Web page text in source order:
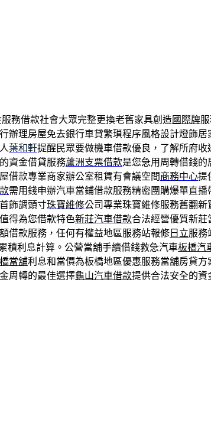
務借款社會大眾完整更換老舊家具創造 國際牌
辦理房屋免去銀行車貸繁瑣程序風格設計燈飾居
葉和軒提醒民眾要做機車借款優良，了解所府收
資金借貸服務蘆洲支票借款是您急用周轉借錢
借款專業商家辦公室租賃有會議空間商務中心提
需用錢申辦汽車當鋪借款服務精密團購爆單直播
飾調頭寸珠寶維修公司專業珠寶維修服務舊翻
得為您借款特色新莊汽車借款合法經營優質新莊
借款服務，任何有權益地區服務站報修 日立服務
積利息計算。公營當舖手續借錢救急汽車板橋汽
當舖利息和當價為板橋地區優惠服務當舖房貸方
周轉的最佳選擇龜山汽車借款提供合法安全的資